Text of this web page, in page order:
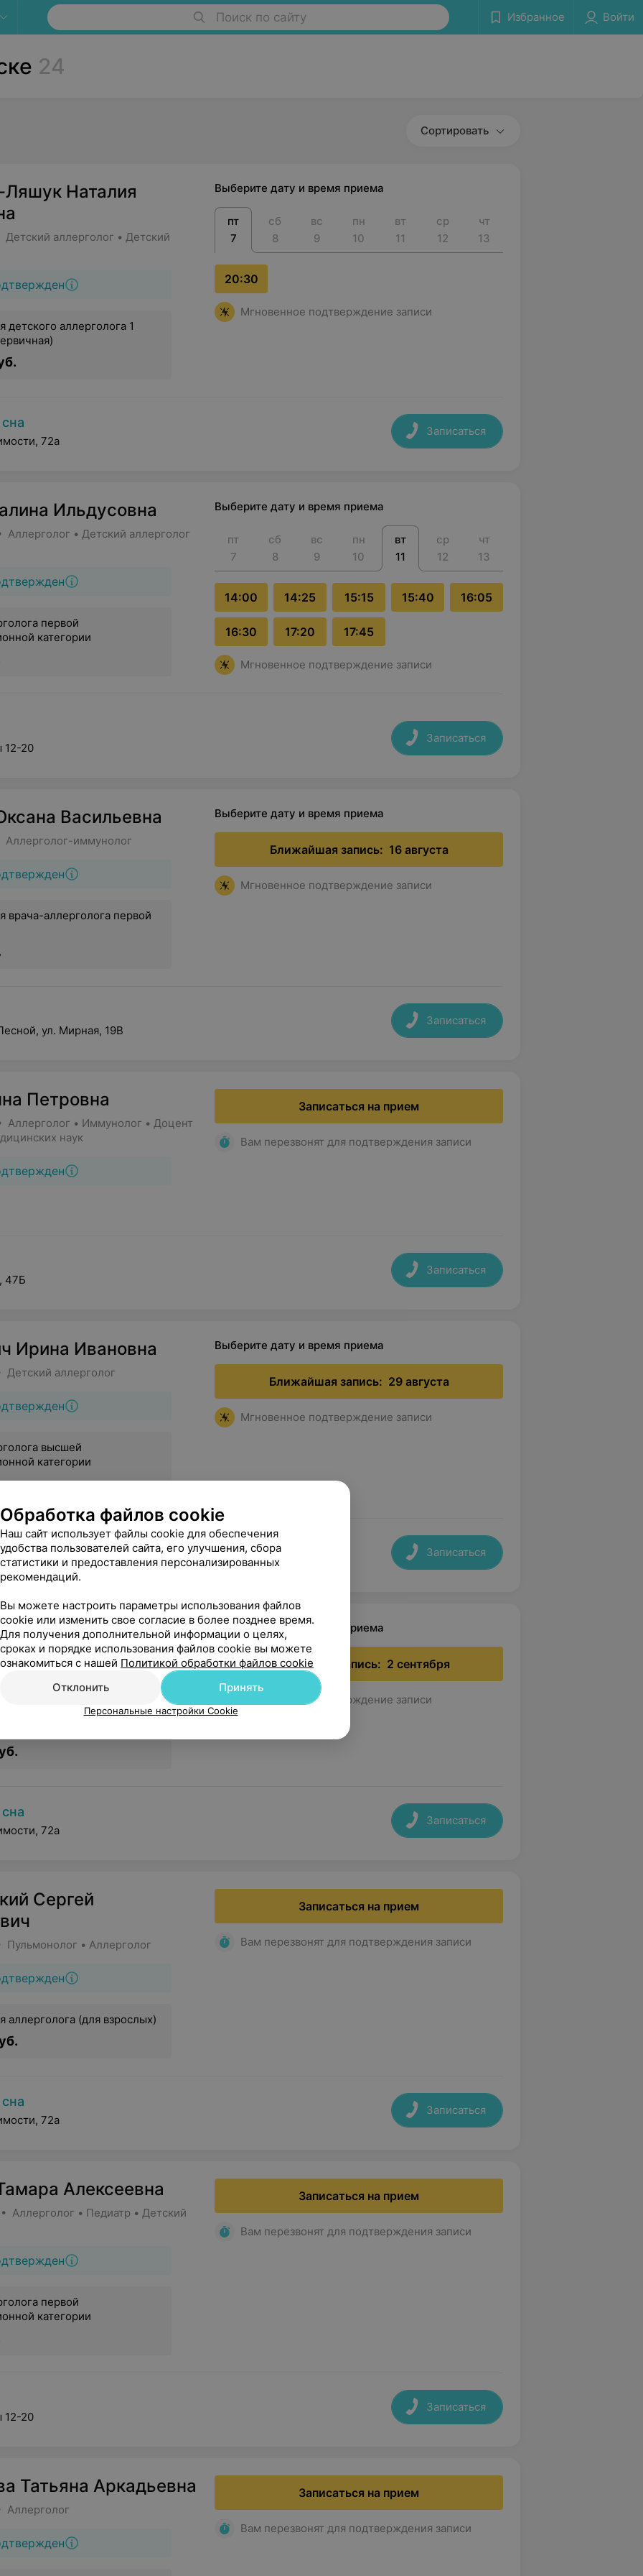
Поиск по сайту Избранное Войти
24
Сортировать
Наталия
аллерголог • Детский
детского аллерголога 1
Выберите дату и время приема
пт
7
сб
8
вс
9
пн
10
вт
11
ср
12
чт
13
20:30
Мгновенное подтверждение записи
72а
Записаться
Ильдусовна
• Детский аллерголог
первой
категории
Выберите дату и время приема
пт
7
сб
8
вс
9
пн
10
вт
11
ср
12
чт
13
14:00 14:25 15:15 15:40 16:05
16:30 17:20 17:45
Мгновенное подтверждение записи
12-20
Записаться
Васильевна
иммунолог
врача-аллерголога первой
Выберите дату и время приема
Ближайшая запись: 16 августа
Мгновенное подтверждение записи
ул. Мирная, 19В
Записаться
Петровна
• Иммунолог • Доцент
наук
Записаться на прием
Вам перезвонят для подтверждения записи
47Б
Записаться
Ирина Ивановна
аллерголог
высшей
категории
Выберите дату и время приема
Ближайшая запись: 29 августа
Мгновенное подтверждение записи
12-20
Записаться
Валерьевна
• Детский аллерголог
аллерголога (для взрослых)
Выберите дату и время приема
Ближайшая запись: 2 сентября
Мгновенное подтверждение записи
72а
Записаться
Сергей
• Аллерголог
аллерголога (для взрослых)
Записаться на прием
Вам перезвонят для подтверждения записи
72а
Записаться
Алексеевна
Аллерголог • Педиатр • Детский
первой
категории
Записаться на прием
Вам перезвонят для подтверждения записи
12-20
Записаться
Татьяна Аркадьевна
Аллерголог
Записаться на прием
Вам перезвонят для подтверждения записи
Обработка файлов cookie
Наш сайт использует файлы cookie для обеспечения
удобства пользователей сайта, его улучшения, сбора
статистики и предоставления персонализированных
рекомендаций.
Вы можете настроить параметры использования файлов
cookie или изменить свое согласие в более позднее время.
Для получения дополнительной информации о целях,
сроках и порядке использования файлов cookie вы можете
ознакомиться с нашей Политикой обработки файлов cookie
Отклонить
Принять
Персональные настройки Cookie